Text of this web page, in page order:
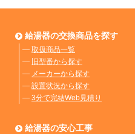
給湯器の交換商品を探す
― 取扱商品一覧
― 旧型番から探す
― メーカーから探す
― 設置状況から探す
― 3分で完結Web見積り
給湯器の安心工事